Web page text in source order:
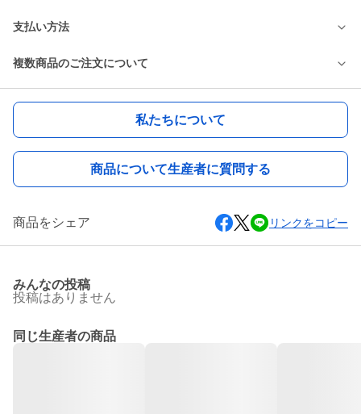
支払い方法
複数商品のご注文について
私たちについて
商品について生産者に質問する
商品をシェア リンクをコピー
みんなの投稿
投稿はありません
同じ生産者の商品